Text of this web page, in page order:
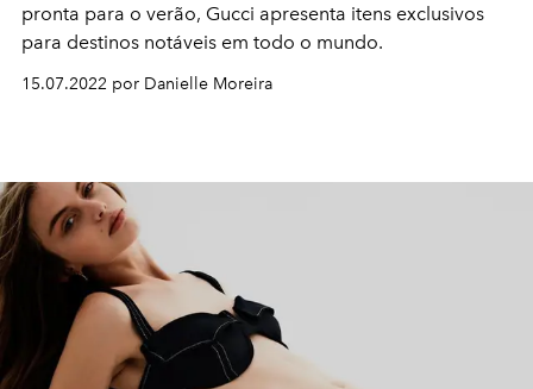
pronta para o verão, Gucci apresenta itens exclusivos
para destinos notáveis em todo o mundo.
15.07.2022 por Danielle Moreira